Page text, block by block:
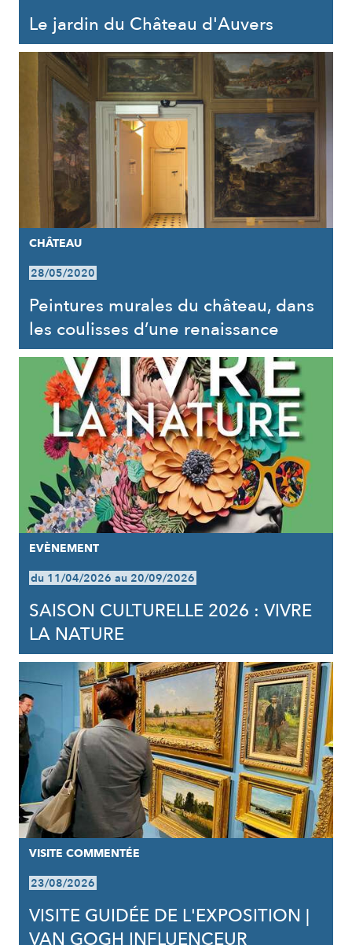
Le jardin du Château d'Auvers
CHÂTEAU
28/05/2020
Peintures murales du château, dans
les coulisses d’une renaissance
EVÈNEMENT
du 11/04/2026 au 20/09/2026
SAISON CULTURELLE 2026 : VIVRE
LA NATURE
VISITE COMMENTÉE
23/08/2026
VISITE GUIDÉE DE L'EXPOSITION |
VAN GOGH INFLUENCEUR